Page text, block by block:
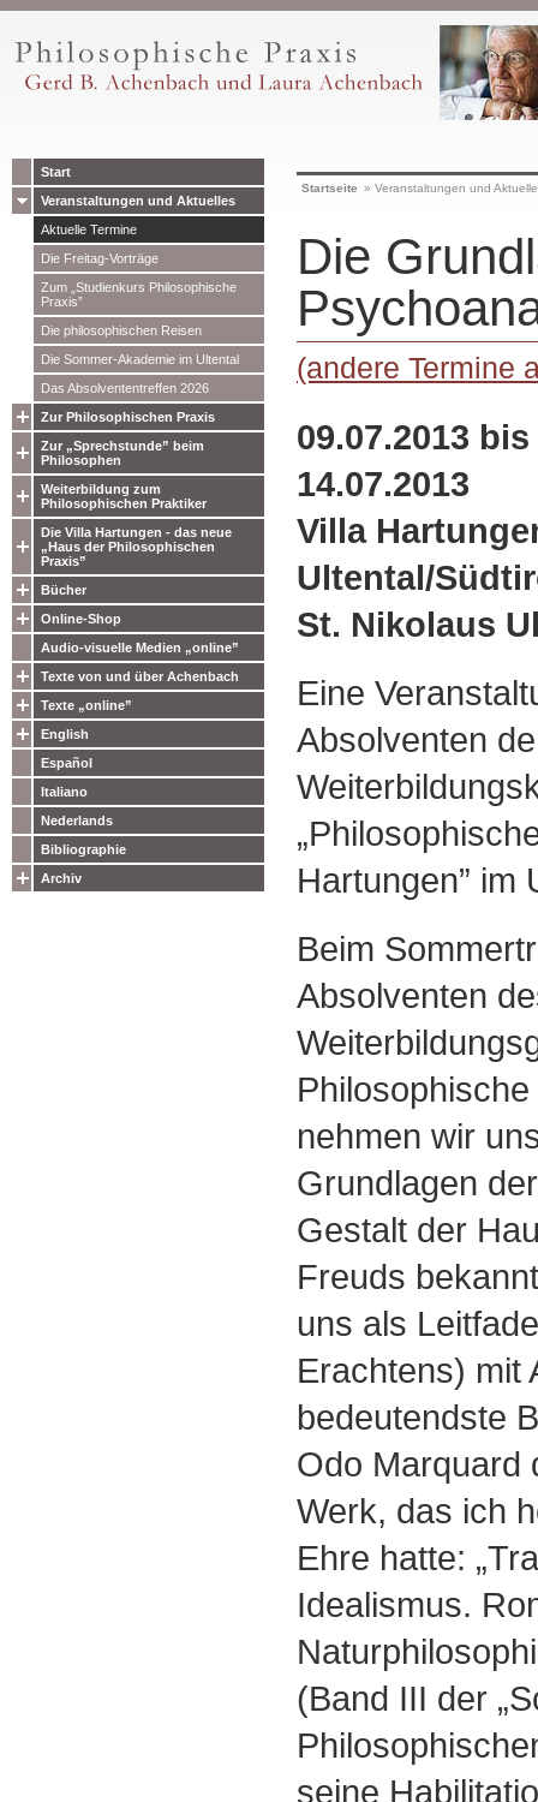
Start
Veranstaltungen und Aktuelles
Aktuelle Termine
Die Freitag-Vorträge
Zum „Studienkurs Philosophische
Praxis”
Die philosophischen Reisen
Die Sommer-Akademie im Ultental
Das Absolvententreffen 2026
Zur Philosophischen Praxis
Zur „Sprechstunde” beim
Philosophen
Weiterbildung zum
Philosophischen Praktiker
Die Villa Hartungen - das neue
„Haus der Philosophischen
Praxis”
Bücher
Online-Shop
Audio-visuelle Medien „online”
Texte von und über Achenbach
Texte „online”
English
Español
Italiano
Nederlands
Bibliographie
Archiv
Startseite » Veranstaltungen und
Die
(andere Termine
09.07.2013 bis
14.07.2013
Villa
Ultental/
St. Nikolaus
Eine
Absolventen
Hartungen” im
Beim
Absolventen
nehmen wir
Grundlagen
Gestalt der
Freuds
uns als
Erachtens) mit
bedeutendste
Odo Marquard
Werk, das ich
Ehre hatte:
Idealismus.
(Band III der
seine